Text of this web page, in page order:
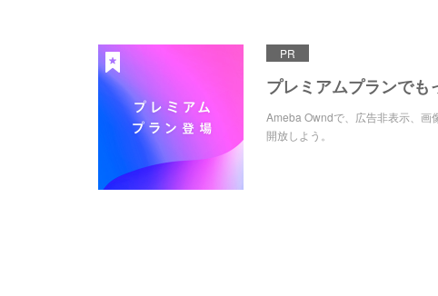
PR
プレミアムプランでも
Ameba Owndで、広告非表示、画
開放しよう。